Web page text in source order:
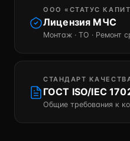
ООО «СТАТУС
Лицензия МЧС
Монтаж · ТО · Ремонт
СТАНДАРТ
ГОСТ ISO/IEC
Общие требования к